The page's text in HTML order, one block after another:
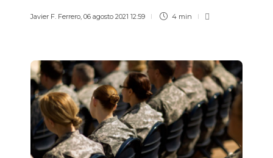
Javier F. Ferrero, 06 agosto 2021 12:59 4 min